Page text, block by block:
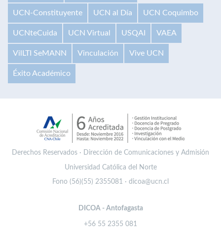
UCN-Constituyente UCN al Día UCN Coquimbo
UCNteCuida UCN Virtual USQAI VAEA
VilLTI SeMANN Vinculación Vive UCN
Éxito Académico
Derechos Reservados · Dirección de Comunicaciones y Admisión
Universidad Católica del Norte
Fono (56)(55) 2355081 · dicoa@ucn.cl
DICOA - Antofagasta
+56 55 2355 081